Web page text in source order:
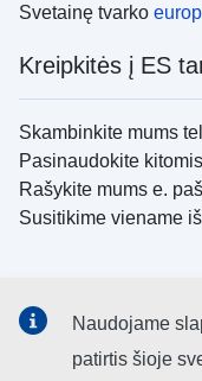
Svetainę tvarko
Kreipkitės į ES
Skambinkite mums
Pasinaudokite kitomis
Rašykite mums e.
Susitikime viename iš
socialinių tinklų
Naudojame
patirtis šioje